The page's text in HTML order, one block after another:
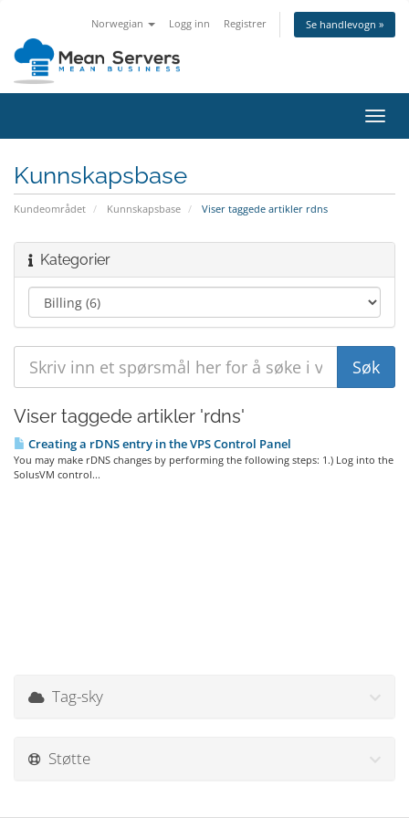
Norwegian Logg inn Registrer Se handlevogn »
Bytt
Kunnskapsbase
Kundeområdet Kunnskapsbase Viser taggede artikler rdns
Kategorier
Viser taggede artikler 'rdns'
Creating a rDNS entry in the VPS Control Panel
You may make rDNS changes by performing the following steps: 1.) Log into the
SolusVM control...
Tag-sky
Støtte